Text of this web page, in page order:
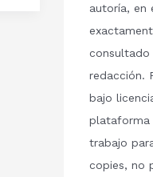
autoría, en
consultado
redacción.
bajo
plataforma
trabajo
copies, no